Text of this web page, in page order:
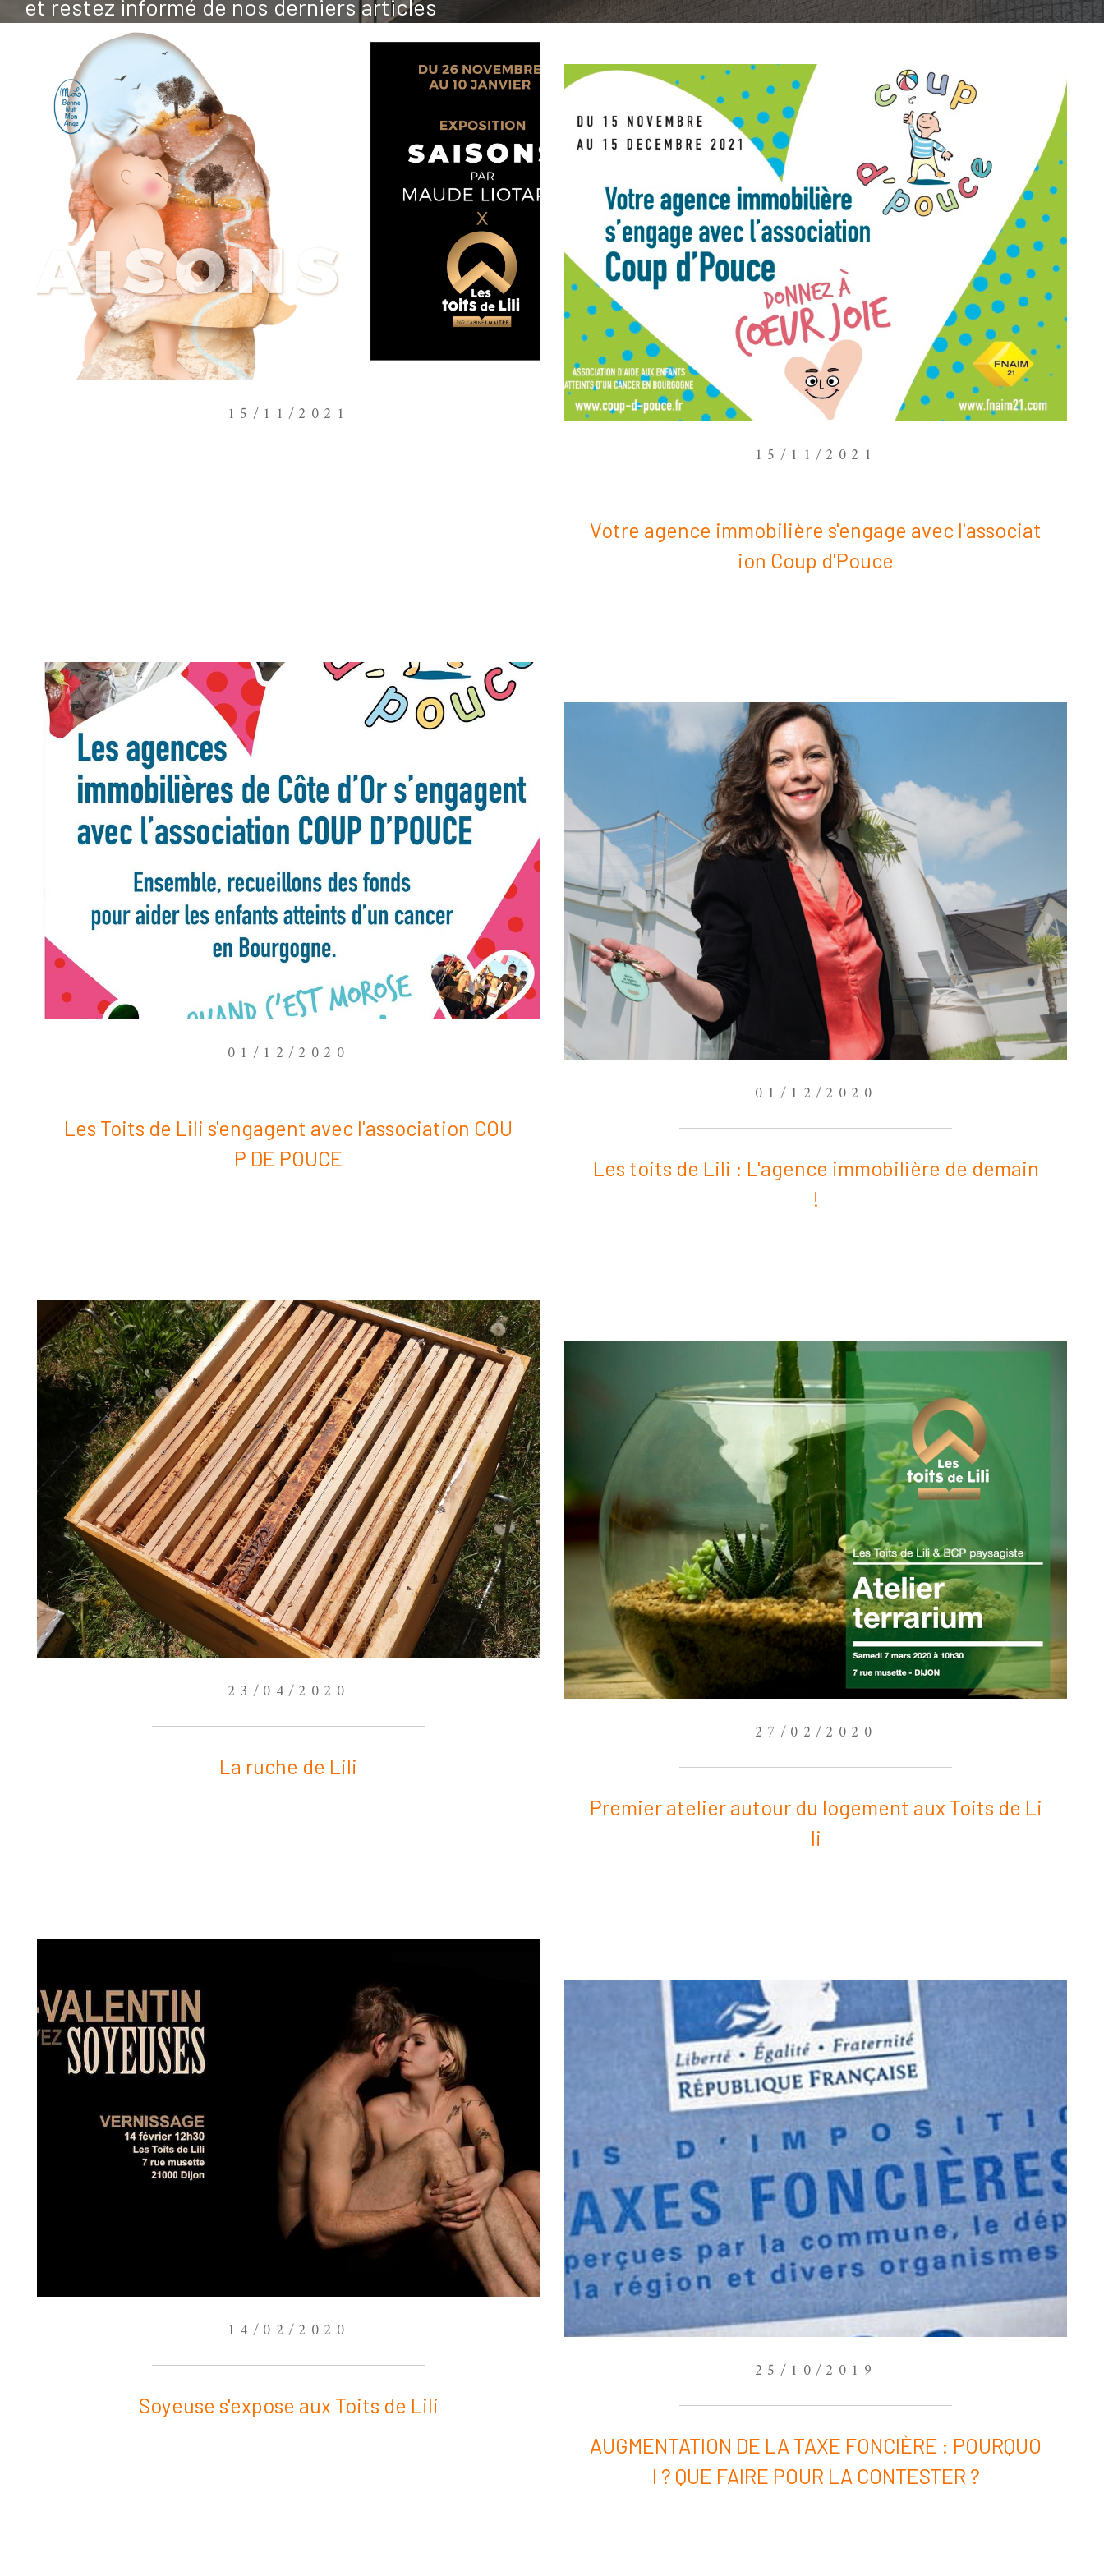
et restez informé de nos derniers articles
15/11/2021
15/11/2021
Votre agence immobilière s'engage avec l'associat
ion Coup d'Pouce
01/12/2020
Les Toits de Lili s'engagent avec l'association COU
P DE POUCE
01/12/2020
Les toits de Lili : L'agence immobilière de demain
!
23/04/2020
La ruche de Lili
27/02/2020
Premier atelier autour du logement aux Toits de Li
li
14/02/2020
Soyeuse s'expose aux Toits de Lili
25/10/2019
AUGMENTATION DE LA TAXE FONCIÈRE : POURQUO
I ? QUE FAIRE POUR LA CONTESTER ?